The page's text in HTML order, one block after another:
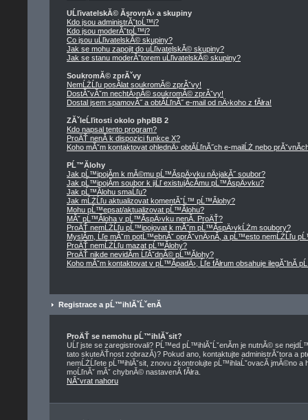
UĹľivatelskĂ© ĂşrovnÄ› a skupiny
Kdo jsou administrĂˇtoĹ™i?
Kdo jsou moderĂˇtoĹ™i?
Co jsou uĹľivatelskĂ© skupiny?
Jak se mohu zapojit do uĹľivatelskĂ© skupiny?
Jak se stanu moderĂˇtorem uĹľivatelskĂ© skupiny?
SoukromĂ© zprĂˇvy
NemĹŻĹľu posĂ­lat soukromĂ© zprĂˇvy!
DostĂˇvĂˇm nechtÄ›nĂ© soukromĂ© zprĂˇvy!
Dostal jsem spamovĂ˝ a obtĂ­ĹľnĂ˝ e-mail od nÄ›koho z fĂłra!
ZĂˇleĹľitosti okolo phpBB 2
Kdo napsal tento program?
ProÄŤ nenĂ­ k dispozici funkce X?
Koho mĂˇm kontaktovat ohlednÄ› obtĂ­ĹľnĂ˝ch e-mailĹŻ nebo
PĹ™Ă­lohy
Jak pĹ™ipojĂ­m k mĂ©mu pĹ™Ă­spÄ›vku nÄ›jakĂ˝ soubor?
Jak pĹ™ipojĂ­m soubor k jiĹľ existujĂ­cĂ­mu pĹ™Ă­spÄ›vku?
Jak pĹ™Ă­lohu smaĹľu?
Jak mĹŻĹľu aktualizovat komentĂˇĹ™ pĹ™Ă­lohy?
Mohu pĹ™epsat/aktualizovat pĹ™Ă­lohu?
MĂˇ pĹ™Ă­loha v pĹ™Ă­spÄ›vku nenĂ­. ProÄŤ?
ProÄŤ nemĹŻĹľu pĹ™ipojovat k mĂ˝m pĹ™Ă­spÄ›vkĹŻm soubory?
MyslĂ­m, Ĺľe mĂˇm potĹ™ebnĂˇ oprĂˇvnÄ›nĂ­, a pĹ™esto nemĹŻĹľu
ProÄŤ nemĹŻĹľu mazat pĹ™Ă­lohy?
ProÄŤ nikde nevidĂ­m ĹľĂˇdnĂ© pĹ™Ă­lohy?
Koho mĂˇm kontaktovat v pĹ™Ă­padÄ›, Ĺľe fĂłrum obsahuje ilegĂˇlnĂ­
Registrace a pĹ™ihlĂˇĹˇenĂ­
ProÄŤ se nemohu pĹ™ihlĂˇsit?
UĹľ jste se zaregistrovali? PĹ™ed pĹ™ihlĂˇĹˇenĂ­m je nutnĂ© se
tato skuteÄŤnost zobrazĂ­)? Pokud ano, kontaktujte administrĂˇtora a
nemĹŻĹľete pĹ™ihlĂˇsit, znovu zkontrolujte pĹ™ihlaĹˇovacĂ­ jmĂ©no a
moĹľnĂˇ mĂˇ chybnĂ© nastavenĂ­ fĂłra.
NĂˇvrat nahoru